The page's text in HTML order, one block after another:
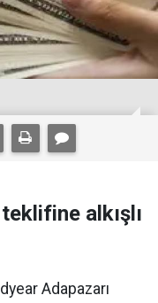
alkışlı
Adapazarı